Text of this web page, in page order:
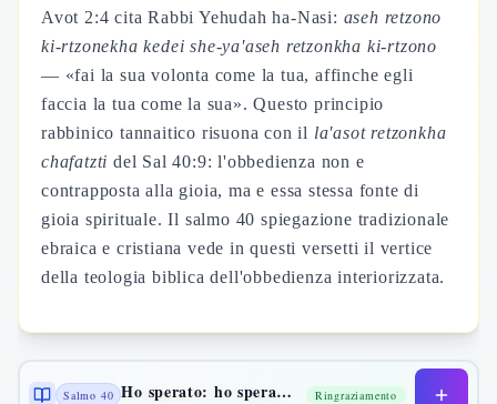
Avot 2:4 cita Rabbi Yehudah ha-Nasi: aseh retzono
ki-rtzonekha kedei she-ya'aseh retzonkha ki-rtzono
— «fai la sua volonta come la tua, affinche egli
faccia la tua come la sua». Questo principio
rabbinico tannaitico risuona con il la'asot retzonkha
chafatzti del Sal 40:9: l'obbedienza non e
contrapposta alla gioia, ma e essa stessa fonte di
gioia spirituale. Il salmo 40 spiegazione tradizionale
ebraica e cristiana vede in questi versetti il vertice
della teologia biblica dell'obbedienza interiorizzata.
Salmo 40 Ho sperato: ho sperato nel Signore Ringraziamento